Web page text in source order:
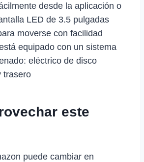
desde la aplicación o
LED de 3.5 pulgadas
moverse con facilidad
equipado con un sistema
eléctrico de disco
trasero
este
puede cambiar en